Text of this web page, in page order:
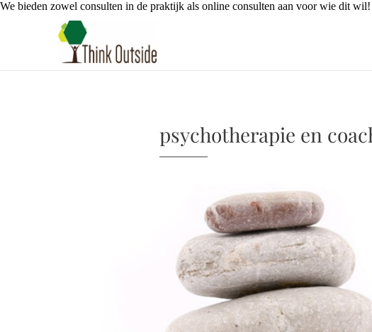
We bieden zowel consulten in de praktijk als online consulten aan voor wie dit
psychotherapie en